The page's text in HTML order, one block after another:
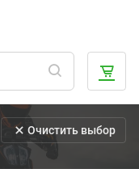
Очистить выбор